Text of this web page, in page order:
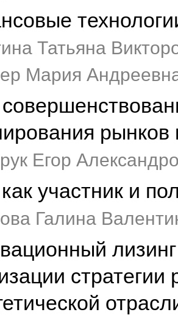
Татьяна
Мария
рынков
Егор
участник и
Галина
стратегии